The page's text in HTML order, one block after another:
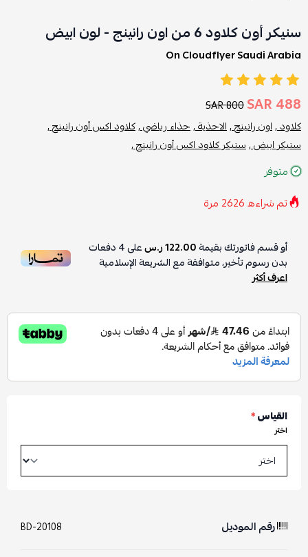
سنيكر أون كلاود 6 من اون رانينج - لون ابيض
On Cloudflyer Saudi Arabia
488 SAR
800 SAR
كلاود ,اون رانينج ,الاحذية ,حذاء رياضي ,كلاود اكس أون رانينج ,
سنيكر ابيض ,سنيكر كلاود اكس أون رانينج ,
متوفر
تم شراءه2626 مرة
أو قسم فاتورتك بقيمة122.00 ر.س على4دفعات
بدون رسوم تأخير، متوافقة مع الشريعة الإسلامية
اعرف أكثر
القياس*
اختر
رقم الموديل BD-20108